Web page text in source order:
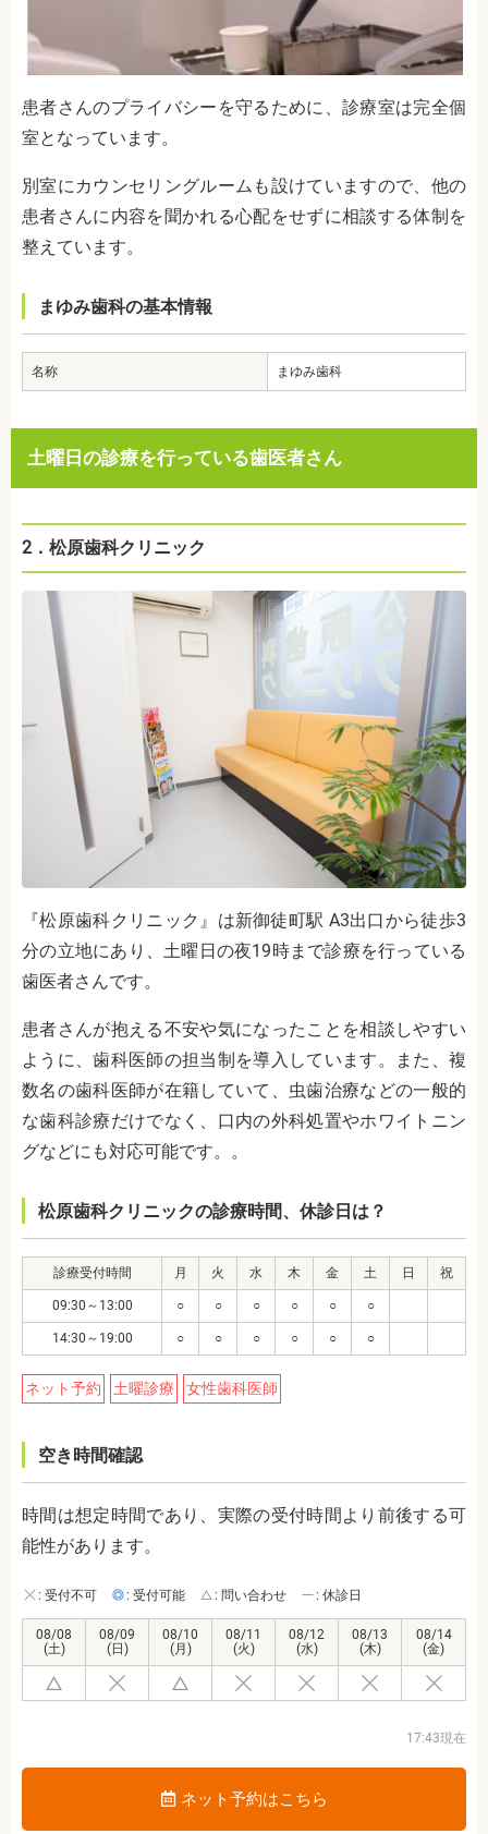
患者さんのプライバシーを守るために、診療室は完全個
室となっています。
別室にカウンセリングルームも設けていますので、他の
患者さんに内容を聞かれる心配をせずに相談する体制を
整えています。
まゆみ歯科の基本情報
名称 まゆみ歯科
土曜日の診療を行っている歯医者さん
2．松原歯科クリニック
『松原歯科クリニック』は新御徒町駅 A3出口から徒歩3
分の立地にあり、土曜日の夜19時まで診療を行っている
歯医者さんです。
患者さんが抱える不安や気になったことを相談しやすい
ように、歯科医師の担当制を導入しています。また、複
数名の歯科医師が在籍していて、虫歯治療などの一般的
な歯科診療だけでなく、口内の外科処置やホワイトニン
グなどにも対応可能です。。
松原歯科クリニックの診療時間、休診日は？
診療受付時間 月 火 水 木 金 土 日 祝
09:30～13:00 ○ ○ ○ ○ ○ ○
14:30～19:00 ○ ○ ○ ○ ○ ○
ネット予約 土曜診療 女性歯科医師
空き時間確認
時間は想定時間であり、実際の受付時間より前後する可
能性があります。
: 受付不可 : 受付可能 : 問い合わせ : 休診日
08/08
(土)
08/09
(日)
08/10
(月)
08/11
(火)
08/12
(水)
08/13
(木)
08/14
(金)
17:43現在
ネット予約はこちら